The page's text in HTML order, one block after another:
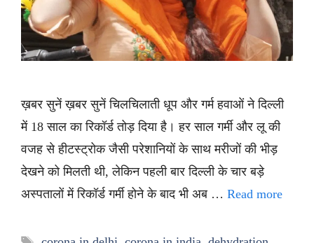
ख़बर सुनें ख़बर सुनें चिलचिलाती धूप और गर्म हवाओं ने दिल्ली
में 18 साल का रिकॉर्ड तोड़ दिया है। हर साल गर्मी और लू की
वजह से हीटस्ट्रोक जैसी परेशानियों के साथ मरीजों की भीड़
देखने को मिलती थी, लेकिन पहली बार दिल्ली के चार बड़े
अस्पतालों में रिकॉर्ड गर्मी होने के बाद भी अब … Read more
Tags